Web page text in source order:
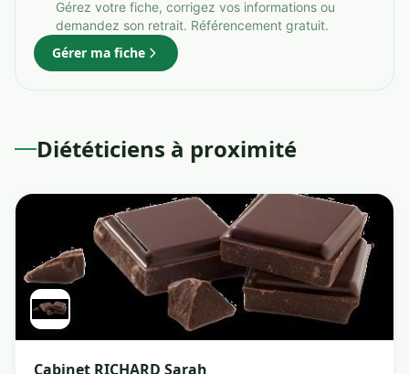
Gérez votre fiche, corrigez vos informations ou
demandez son retrait. Référencement gratuit.
Gérer ma fiche
Diététiciens à proximité
Cabinet RICHARD Sarah